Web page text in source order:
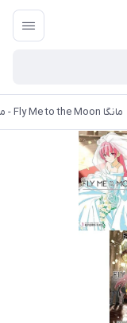
مانگا Fly Me to the Moon - مانگا مرا به ماه ببر زبان انگلیسی